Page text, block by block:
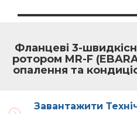
Фланцеві 3-
ротором MR-F
опалення та
Завантажити